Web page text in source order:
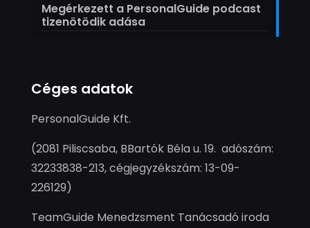
Megérkezett a PersonalGuide podcast
tizenötödik adása
Céges adatok
PersonalGuide Kft.
(2081 Piliscsaba, BBartók Béla u. 19. adószám:
32233838-213, cégjegyzékszám: 13-09-
226129)
TeamGuide Menedzsment Tanácsadó iroda